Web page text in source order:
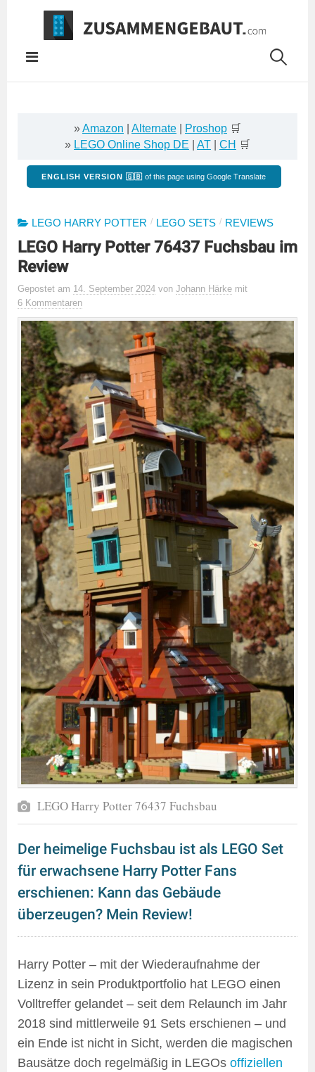
Springe
Inhalt
»Amazon Alternate Proshop 🛒
» LEGO Online Shop DE AT CH 🛒
ENGLISH VERSION 🇬🇧 of this page using Google Translate
LEGO HARRY POTTER / LEGO SETS / REVIEWS
LEGO Harry Potter 76437 Fuchsbau im
Review
Gepostet am 14. September 2024 von Johann Härke mit
6 Kommentaren
LEGO Harry Potter 76437 Fuchsbau
Der heimelige Fuchsbau ist als LEGO Set
für erwachsene Harry Potter Fans
erschienen: Kann das Gebäude
überzeugen? Mein Review!
Harry Potter – mit der Wiederaufnahme der
Lizenz in sein Produktportfolio hat LEGO einen
Volltreffer gelandet – seit dem Relaunch im Jahr
2018 sind mittlerweile 91 Sets erschienen – und
ein Ende ist nicht in Sicht, werden die magischen
Bausätze doch regelmäßig in LEGOs offiziellen